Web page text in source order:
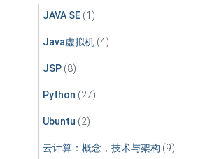
JAVA SE (1)
Java虚拟机 (4)
JSP (8)
Python (27)
Ubuntu (2)
云计算：概念，技术与架构 (9)